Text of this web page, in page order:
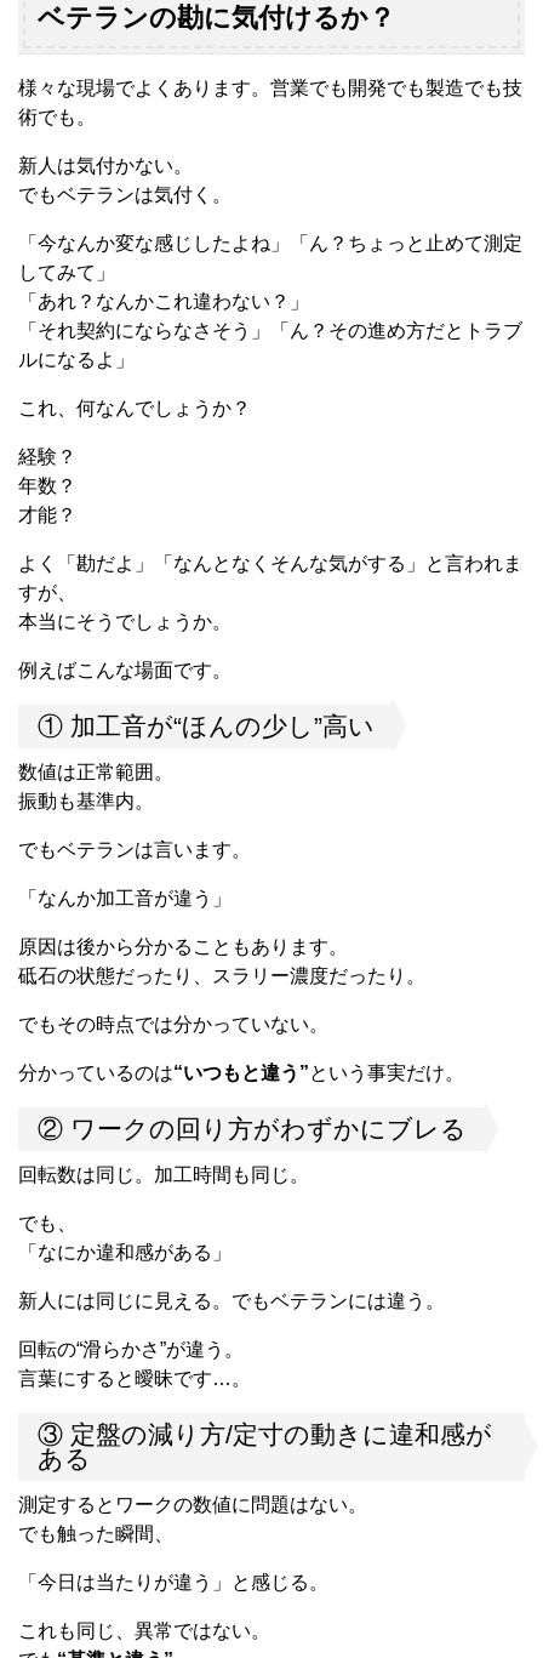
ベテランの勘に気付けるか？
様々な現場でよくあります。営業でも開発でも製造でも技
術でも。
新人は気付かない。
でもベテランは気付く。
「今なんか変な感じしたよね」「ん？ちょっと止めて測定
してみて」
「あれ？なんかこれ違わない？」
「それ契約にならなさそう」「ん？その進め方だとトラブ
ルになるよ」
これ、何なんでしょうか？
経験？
年数？
才能？
よく「勘だよ」「なんとなくそんな気がする」と言われま
すが、
本当にそうでしょうか。
例えばこんな場面です。
① 加工音が“ほんの少し”高い
数値は正常範囲。
振動も基準内。
でもベテランは言います。
「なんか加工音が違う」
原因は後から分かることもあります。
砥石の状態だったり、スラリー濃度だったり。
でもその時点では分かっていない。
分かっているのは“いつもと違う”という事実だけ。
② ワークの回り方がわずかにブレる
回転数は同じ。加工時間も同じ。
でも、
「なにか違和感がある」
新人には同じに見える。でもベテランには違う。
回転の“滑らかさ”が違う。
言葉にすると曖昧です…。
③ 定盤の減り方/定寸の動きに違和感が
ある
測定するとワークの数値に問題はない。
でも触った瞬間、
「今日は当たりが違う」と感じる。
これも同じ、異常ではない。